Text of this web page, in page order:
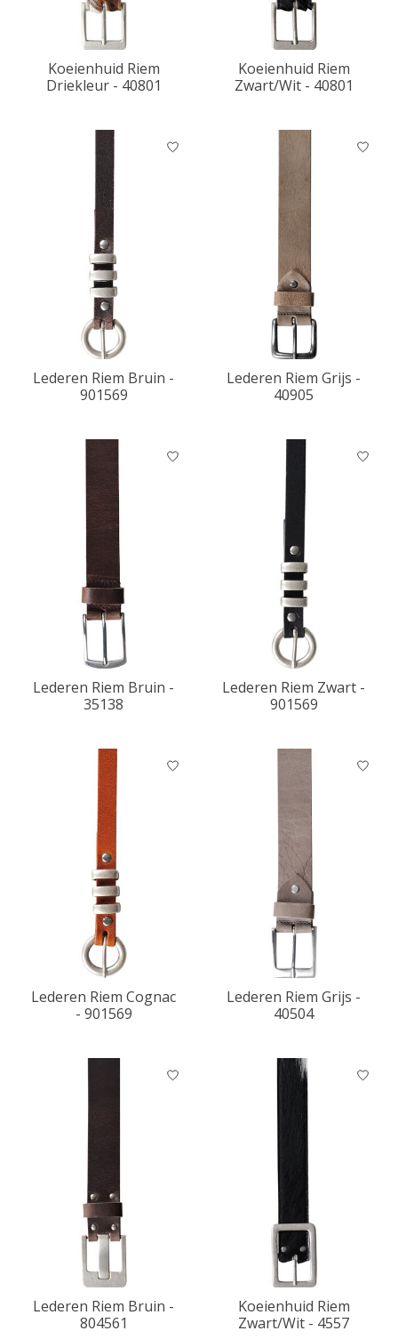
Koeienhuid Riem
Driekleur - 40801
Koeienhuid Riem
Zwart/Wit - 40801
Lederen Riem Bruin -
901569
Lederen Riem Grijs -
40905
Lederen Riem Bruin -
35138
Lederen Riem Zwart -
901569
Lederen Riem Cognac
- 901569
Lederen Riem Grijs -
40504
Lederen Riem Bruin -
804561
Koeienhuid Riem
Zwart/Wit - 4557